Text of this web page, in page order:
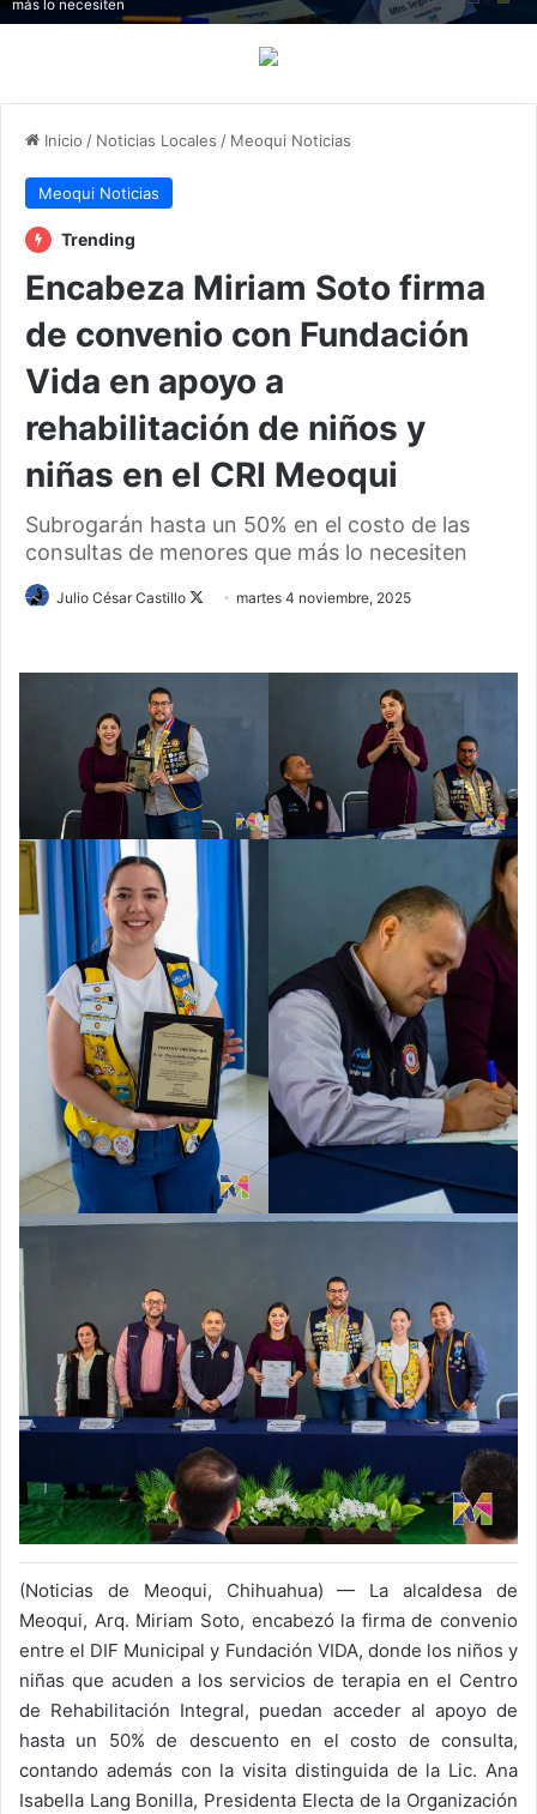
más lo necesiten
Inicio / Noticias Locales / Meoqui Noticias
Meoqui Noticias
Trending
Encabeza Miriam Soto firma
de convenio con Fundación
Vida en apoyo a
rehabilitación de niños y
niñas en el CRI Meoqui
Subrogarán hasta un 50% en el costo de las
consultas de menores que más lo necesiten
Julio César Castillo
Followmartes 4 noviembre, 2025
(Noticias de Meoqui, Chihuahua) — La alcaldesa de
Meoqui, Arq. Miriam Soto, encabezó la firma de convenio
entre el DIF Municipal y Fundación VIDA, donde los niños y
niñas que acuden a los servicios de terapia en el Centro
de Rehabilitación Integral, puedan acceder al apoyo de
hasta un 50% de descuento en el costo de consulta,
contando además con la visita distinguida de la Lic. Ana
Isabella Lang Bonilla, Presidenta Electa de la Organización